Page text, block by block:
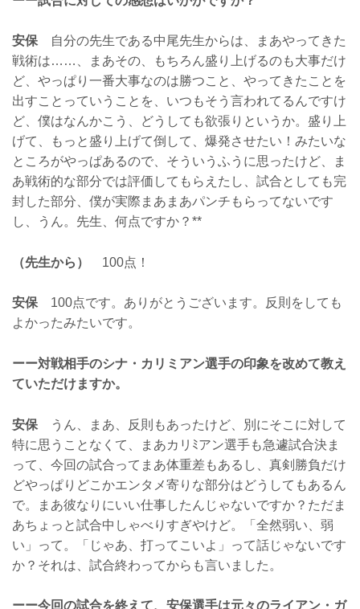
安保 自分の先生である中尾先生からは、まあやってきた
戦術は……、まあその、もちろん盛り上げるのも大事だけ
ど、やっぱり一番大事なのは勝つこと、やってきたことを
出すことっていうことを、いつもそう言われてるんですけ
ど、僕はなんかこう、どうしても欲張りというか。盛り上
げて、もっと盛り上げて倒して、爆発させたい！みたいな
ところがやっぱあるので、そういうふうに思ったけど、ま
あ戦術的な部分では評価してもらえたし、試合としても完
封した部分、僕が実際まあまあパンチもらってないです
し、うん。先生、何点ですか？**
（先生から） 100点！
安保100点です。ありがとうございます。反則をしても
よかったみたいです。
ーー対戦相手のシナ・カリミアン選手の印象を改めて教え
ていただけますか。
安保 うん、まあ、反則もあったけど、別にそこに対して
特に思うことなくて、まあカリﾐアン選手も急遽試合決ま
って、今回の試合ってまあ体重差もあるし、真剣勝負だけ
どやっぱりどこかエンタメ寄りな部分はどうしてもあるん
で。まあ彼なりにいい仕事したんじゃないですか？ただま
あちょっと試合中しゃべりすぎやけど。「全然弱い、弱
い」って。「じゃあ、打ってこいよ」って話じゃないです
か？それは、試合終わってからも言いました。
ーー今回の試合を終えて、安保選手は元々のライアン・ガ